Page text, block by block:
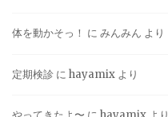
体を動かそっ！ に みんみん より
定期検診 に hayamix より